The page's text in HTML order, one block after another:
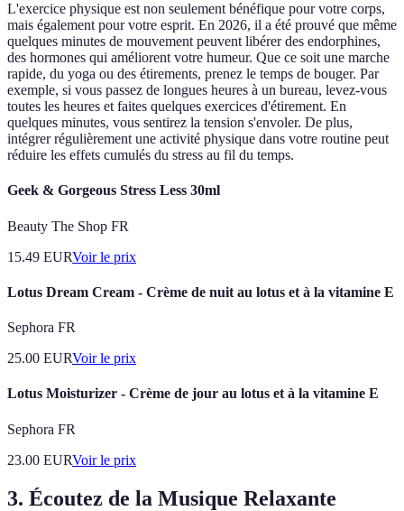
L'exercice physique est non seulement bénéfique pour votre corps,
mais également pour votre esprit. En 2026, il a été prouvé que même
quelques minutes de mouvement peuvent libérer des endorphines,
des hormones qui améliorent votre humeur. Que ce soit une marche
rapide, du yoga ou des étirements, prenez le temps de bouger. Par
exemple, si vous passez de longues heures à un bureau, levez-vous
toutes les heures et faites quelques exercices d'étirement. En
quelques minutes, vous sentirez la tension s'envoler. De plus,
intégrer régulièrement une activité physique dans votre routine peut
réduire les effets cumulés du stress au fil du temps.
Geek & Gorgeous Stress Less 30ml
Beauty The Shop FR
15.49 EURVoir le prix
Lotus Dream Cream - Crème de nuit au lotus et à la vitamine E
Sephora FR
25.00 EURVoir le prix
Lotus Moisturizer - Crème de jour au lotus et à la vitamine E
Sephora FR
23.00 EURVoir le prix
3. Écoutez de la Musique Relaxante